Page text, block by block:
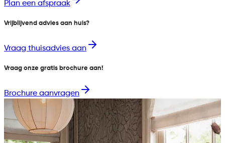
Plan een afspraak
Vrijblijvend advies aan huis?
Vraag thuisadvies aan
Vraag onze gratis brochure aan!
Brochure aanvragen